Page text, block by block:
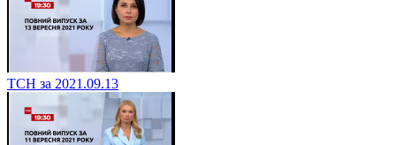
ТСН за 2021.09.13